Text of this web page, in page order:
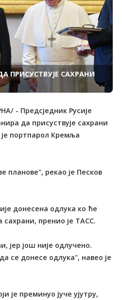
ПРИСУСТВУЈЕ САХРАНИ
- Предсједник Русије
да присуствује сахрани
портпарол Кремља
планове", рекао је Песков
донесена одлука ко ће
сахрани, пренио је ТАСС.
јер још није одлучено.
се донесе одлука", навео је
је преминуо јуче ујутру,